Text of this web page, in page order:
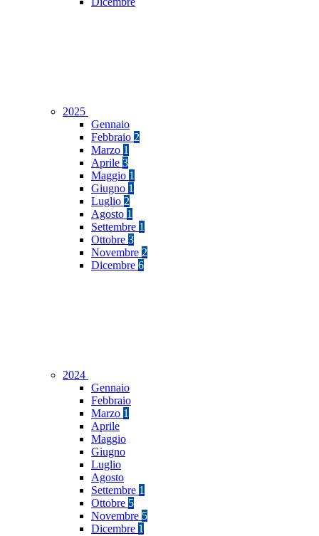
2025
Gennaio
Febbraio 2
Marzo 1
Aprile 3
Maggio 1
Giugno 1
Luglio 2
Agosto 1
Settembre 1
Ottobre 3
Novembre 2
Dicembre 6
2024
Gennaio
Febbraio
Marzo 1
Aprile
Maggio
Giugno
Luglio
Agosto
Settembre 1
Ottobre 5
Novembre 5
Dicembre 1